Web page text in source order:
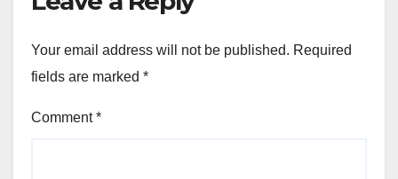
Your email address will not be published. Required
fields are marked *
Comment*